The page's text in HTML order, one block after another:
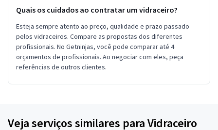
Quais os cuidados ao contratar um vidraceiro?
Esteja sempre atento ao preço, qualidade e prazo passado
pelos vidraceiros. Compare as propostas dos diferentes
profissionais. No Getninjas, você pode comparar até 4
orçamentos de profissionais. Ao negociar com eles, peça
referências de outros clientes.
Veja serviços similares para Vidraceiro